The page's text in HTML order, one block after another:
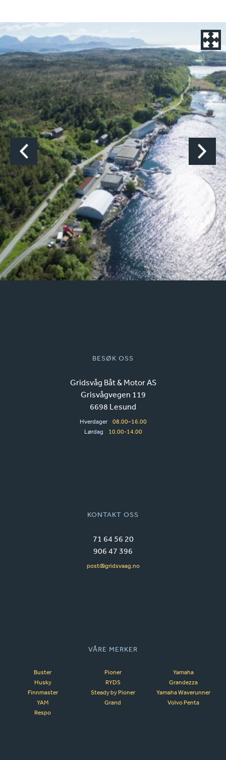
BESØK OSS
Gridsvåg Båt & Motor AS
Grisvågvegen 119
6698 Lesund
Hverdager
08.00–16.00
Lørdag
10.00-14.00
KONTAKT OSS
71 64 56 20
906 47 396
post@gridsvaag.no
VÅRE MERKER
Buster Pioner
Yamaha
Husky
RYDS
Grandezza
Finnmaster
Steady by Pioner
Yamaha Waverunner
YAM
Grand
Volvo Penta
Respo